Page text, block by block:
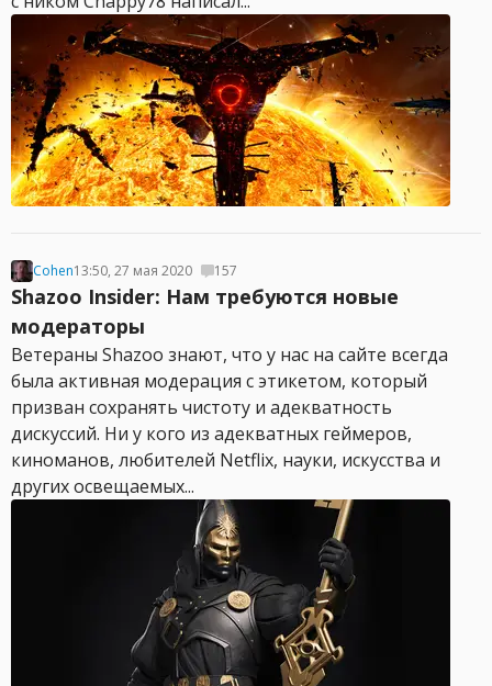
Cohen13:50, 27 мая 2020 157
Shazoo Insider: Нам требуются новые
модераторы
Ветераны Shazoo знают, что у нас на сайте всегда
была активная модерация с этикетом, который
призван сохранять чистоту и адекватность
дискуссий. Ни у кого из адекватных геймеров,
киноманов, любителей Netflix, науки, искусства и
других освещаемых...